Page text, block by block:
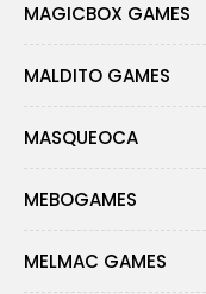
MAGICBOX GAMES
MALDITO GAMES
MASQUEOCA
MEBOGAMES
MELMAC GAMES